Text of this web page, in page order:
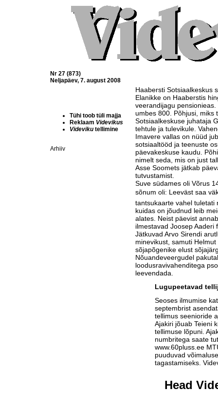
Nr 27 (873)
Neljapäev, 7. august 2008
Tühi toob tüli majja
Reklaam Videvikus
Videviku tellimine
Arhiiv
Haabersti Sotsiaalkeskus
Elanikke on Haaberstis
veerandijagu
umbes 800. Põhjusi, miks
Sotsiaalkeskuse juhataja
tehtule ja tulevikule.
Imavere vallas on nüüd
sotsiaaltööd ja teenuste
päevakeskuse kaudu.
nimelt seda, mis on just
Asse Soomets jätkab
tutvustamist.
Suve südames oli Võrus
sõnum oli: Leeväst saa
tantsukaarte vahel tuletati
kuidas on jõudnud leib
alates. Neist päevist
ilmestavad Joosep Aaderi
Jätkuvad Arvo Sirendi
minevikust, samuti
sõjapõgenike elust
Nõuandeveergudel
loodusravivahenditega
leevendada.
Lugupeetavad
Seoses ilmumise
septembrist
tellimus seenioride
Ajakiri jõuab Teieni
tellimuse lõpuni.
numbritega saate
www.60pluss.ee
puuduvad
tagastamiseks.
Head